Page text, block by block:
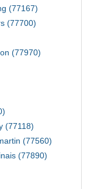
(77167)
(77700)
(77970)
(77118)
(77560)
(77890)